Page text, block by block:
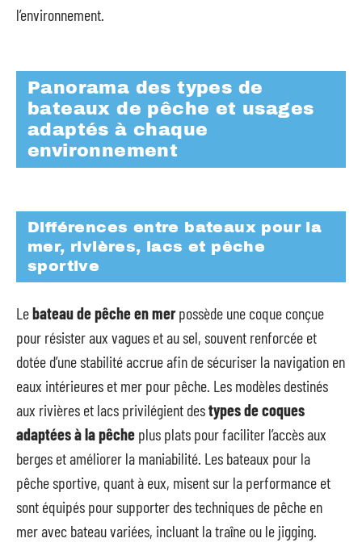
l’environnement.
Panorama des types de
bateaux de pêche et usages
adaptés à chaque
environnement
Différences entre bateaux pour la
mer, rivières, lacs et pêche
sportive
Lebateau de pêche en merpossède une coque conçue
pour résister aux vagues et au sel, souvent renforcée et
dotée d’une stabilité accrue afin de sécuriser la navigation en
eaux intérieures et mer pour pêche. Les modèles destinés
aux rivières et lacs privilégient destypes de coques
adaptées à la pêche plus plats pour faciliter l’accès aux
berges et améliorer la maniabilité. Les bateaux pour la
pêche sportive, quant à eux, misent sur la performance et
sont équipés pour supporter des techniques de pêche en
mer avec bateau variées, incluant la traîne ou le jigging.